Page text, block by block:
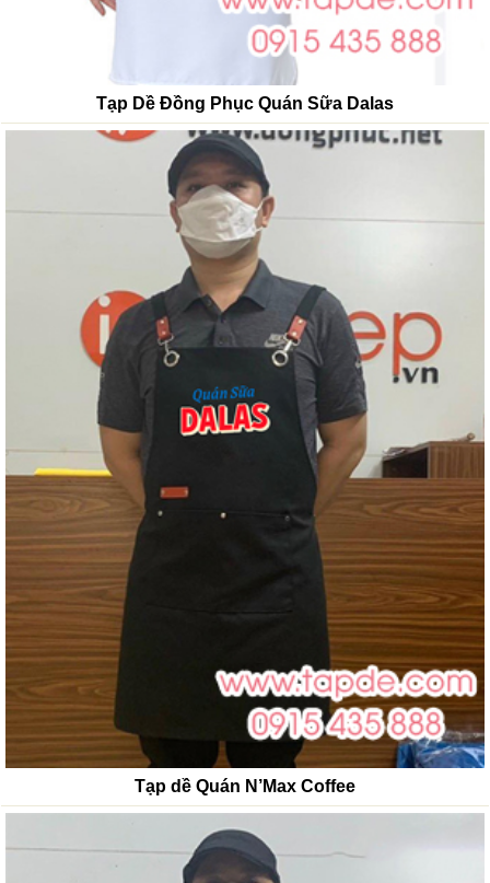
Tạp Dề Đồng Phục Quán Sữa Dalas
Tạp dề Quán N’Max Coffee